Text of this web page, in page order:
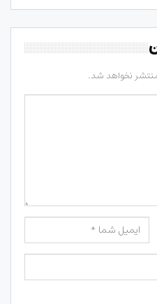
نخواهد شد.